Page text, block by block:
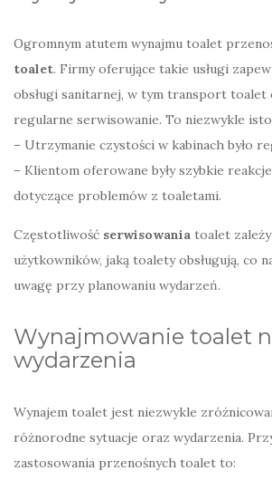
Ogromnym atutem wynajmu toalet
toalet. Firmy oferujące takie usługi
obsługi sanitarnej, w tym transport toalet
regularne serwisowanie. To niezwykle
– Utrzymanie czystości w kabinach było
– Klientom oferowane były szybkie
dotyczące problemów z toaletami.
Częstotliwość serwisowania toalet
użytkowników, jaką toalety obsługują, co
uwagę przy planowaniu wydarzeń.
Wynajmowanie toalet
wydarzenia
Wynajem toalet jest niezwykle
różnorodne sytuacje oraz wydarzenia.
zastosowania przenośnych toalet to: